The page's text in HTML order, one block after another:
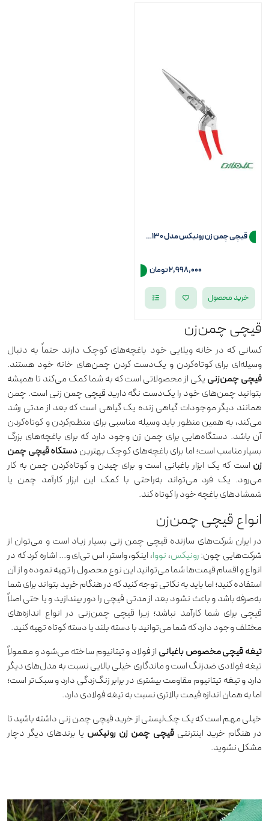
قیچی چمن زن رونیکس مدل RH-3130
2,998,000تومان
خرید محصول
قیچی چمن‌زن
کسانی که در خانه ویلایی خود باغچه‌های کوچک دارند حتماً به دنبال
وسیله‌ای برای کوتاه‌کردن و یک‌دست کردن چمن‌های خانه خود هستند.
قیچی چمن‌زنی یکی از محصولاتی است که به شما کمک می‌کند تا همیشه
بتوانید چمن‌های خود را یک‌دست نگه دارید قیچی چمن زنی است. چمن
همانند دیگر موجودات گیاهی زنده یک گیاهی است که بعد از مدتی رشد
می‌کند، به همین منظور باید وسیله مناسبی برای منظم‌کردن و کوتاه‌کردن
آن باشد. دستگاه‌هایی برای چمن زن وجود دارد که برای باغچه‌های بزرگ
بسیار مناسب است؛ اما برای باغچه‌های کوچک بهترین دستگاه قیچی چمن
زن است که یک ابزار باغبانی است و برای چیدن و کوتاه‌کردن چمن به کار
می‌رود. یک فرد می‌تواند به‌راحتی با کمک این ابزار کارآمد چمن یا
شمشاد‌های باغچه خود را کوتاه کند.
انواع قیچی چمن‌زن
در ایران شرکت‌های سازنده قیچی چمن زنی بسیار زیاد است و می‌توان از
شرکت‌هایی چون:رونیکس، نووا، اینکو، واستر، اس تی‌ای و... اشاره کرد که در
انواع و اقسام قیمت‌ها شما می‌توانید این نوع محصول را تهیه نموده و از آن
استفاده کنید؛ اما باید به نکاتی توجه کنید که در هنگام خرید بتواند برای شما
به‌صرفه باشد و باعث نشود بعد از مدتی قیچی را دور بیندازید و یا حتی اصلاً
قیچی برای شما کارآمد نباشد؛ زیرا قیچی چمن‌زنی در انواع اندازه‌های
مختلف وجود دارد که شما می‌توانید با دسته بلند یا دسته کوتاه تهیه کنید.
تیغه قیچی مخصوص باغبانی از فولاد و تیتانیوم ساخته می‌شود و معمولاً
تیغه فولادی ضدزنگ است و ماندگاری خیلی بالایی نسبت به مدل‌های دیگر
دارد و تیغه تیتانیوم مقاومت بیشتری در برابر زنگ‌زدگی دارد و سبک‌تر است؛
اما به همان اندازه قیمت بالاتری نسبت به تیغه فولادی دارد.
خیلی مهم است که یک چک‌لیستی از خرید قیچی چمن زنی داشته باشید تا
در هنگام خرید اینترنتی قیچی چمن زن رونیکس یا برند‌های دیگر دچار
مشکل نشوید.